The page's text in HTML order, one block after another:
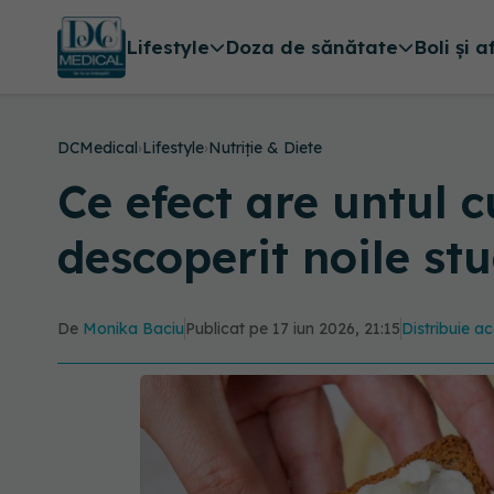
Lifestyle Doza de sănătate Boli și
DCMedical›Lifestyle›Nutriție & Diete
Ce efect are untul
descoperit noile
De Monika Baciu Publicat pe 17 iun 2026, 21:15Distribuie